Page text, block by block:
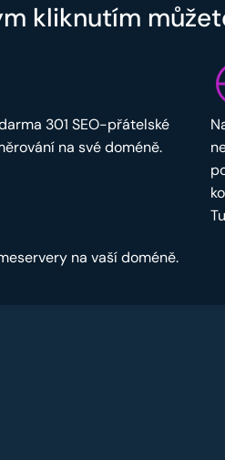
kliknutím
301 SEO-přátelské
na své doméně.
na vaší doméně.